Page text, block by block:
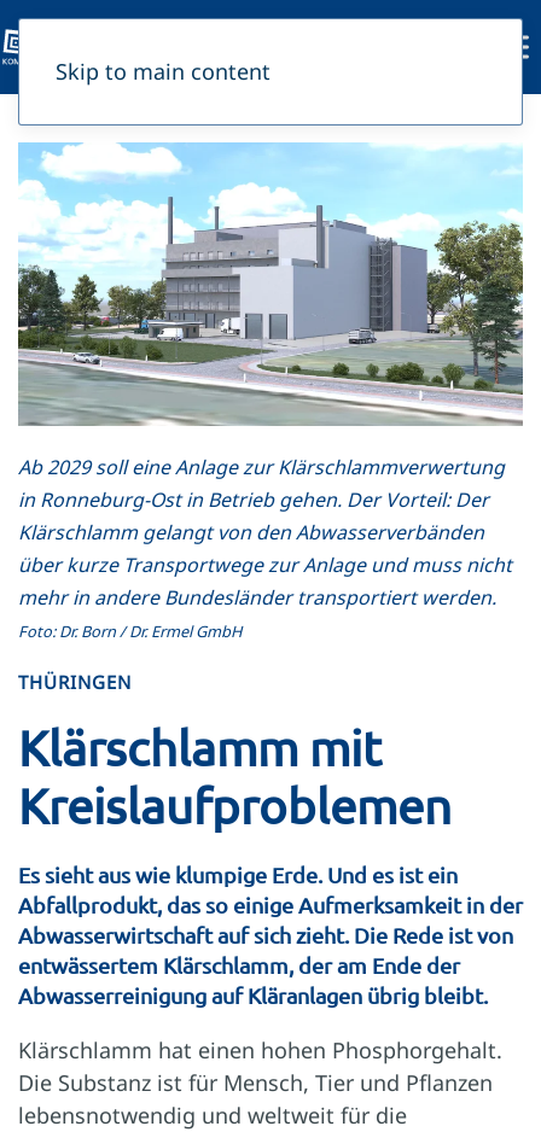
Skip to main content
Ab 2029 soll eine Anlage zur Klärschlammverwertung
in Ronneburg-Ost in Betrieb gehen. Der Vorteil: Der
Klärschlamm gelangt von den Abwasserverbänden
über kurze Transportwege zur Anlage und muss nicht
mehr in andere Bundesländer transportiert werden.
Foto: Dr. Born / Dr. Ermel GmbH
THÜRINGEN
Klärschlamm mit
Kreislaufproblemen
Es sieht aus wie klumpige Erde. Und es ist ein
Abfallprodukt, das so einige Aufmerksamkeit in der
Abwasserwirtschaft auf sich zieht. Die Rede ist von
entwässertem Klärschlamm, der am Ende der
Abwasserreinigung auf Kläranlagen übrig bleibt.
Klärschlamm hat einen hohen Phosphor­gehalt.
Die Substanz ist für Mensch, Tier und Pflanzen
lebensnotwendig und weltweit für die